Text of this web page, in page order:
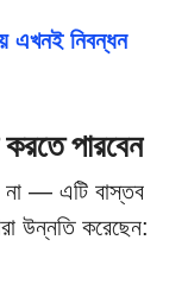
এখনই নিবন্ধন
পারবেন
— এটি বাস্তব
উন্নতি করেছেন: